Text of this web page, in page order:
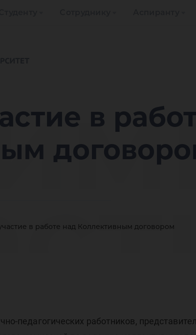
в
в работе над Коллективным договором
педагогических работников,